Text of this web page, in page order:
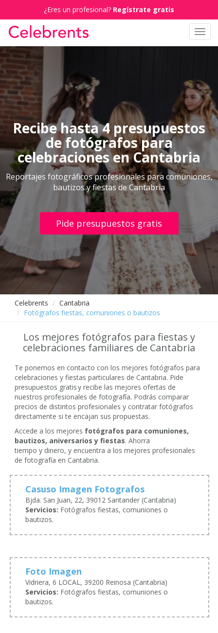
¿Eres un profesional? Regístrate gratis
Recibe hasta 4 presupuestos
de fotógrafos para
celebraciones en Cantabria
Reportajes fotográficos profesionales para comuniones,
bautizos y fiestas de Cantabria
Pide presupuestos gratis
Celebrents
Cantabria
Fotógrafos fiestas, comuniones o bautizos
Los mejores fotógrafos para fiestas y
celebraciones familiares de Cantabria
Te ponemos en contacto con los mejores fotógrafos para
celebraciones y fiestas particulares de Cantabria. Pide
presupuestos gratis y recibe las mejores ofertas de
nuestros profesionales de fotografía. Podrás comparar
precios de distintos profesionales y contratar fotógrafos
directamente si te encajan sus propuestas.
Accede a los mejores fotógrafos para comuniones,
bautizos, aniversarios y fiestas. Ahorra
tiempo y dinero, y encuentra a los mejores profesionales
de fotografía en Cantabria.
Casuso Imagen Fotografos
Bjda. San Juan, 22, 39012 Santander (Cantabria)
Servicios: Fotógrafos fiestas, comuniones o
bautizos.
Foto Imagen
Vidriera, 6 LOCAL, 39200 Reinosa (Cantabria)
Servicios: Fotógrafos fiestas, comuniones o
bautizos.